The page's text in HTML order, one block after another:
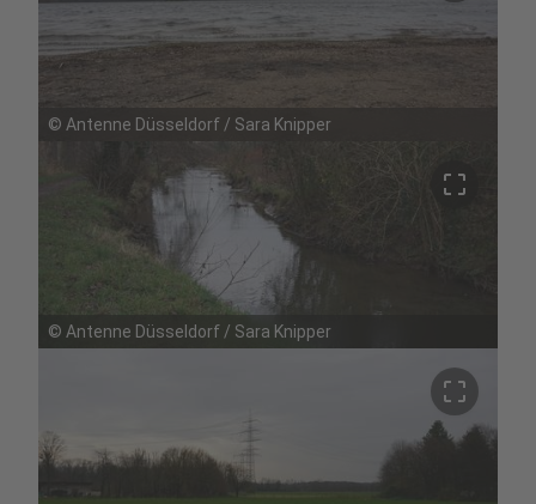
© Antenne Düsseldorf / Sara Knipper
crop_free
© Antenne Düsseldorf / Sara Knipper
crop_free